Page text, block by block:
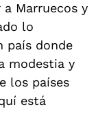
Marruecos y
lo
país donde
modestia y
los países
está